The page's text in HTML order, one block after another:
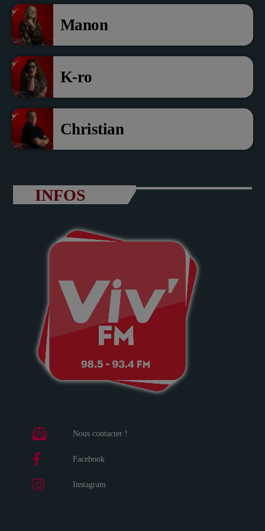
Manon
K-ro
Christian
INFOS
Nous contacter !
Facebook
Instagram